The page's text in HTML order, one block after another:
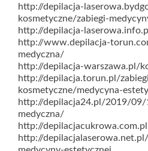
http://depilacja-
kosmetyczne/zabiegi-
http://depilacja-
http://www.depilacja-
medyczna/
http://depilacja-warszawa.pl/
http://depilacja.torun.pl/
kosmetyczne/medycyna-
http://depilacja24.pl/2019/
medyczna/
http://
http://